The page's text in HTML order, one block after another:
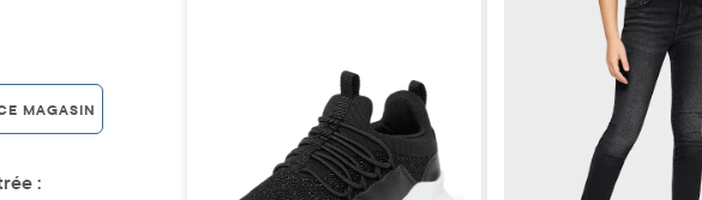
MAGASIN
: